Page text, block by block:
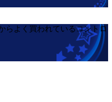
らよく買われているコントロ